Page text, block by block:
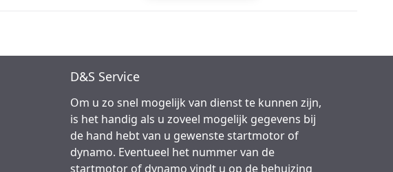
D&S Service
Om u zo snel mogelijk van dienst te kunnen zijn,
is het handig als u zoveel mogelijk gegevens bij
de hand hebt van u gewenste startmotor of
dynamo. Eventueel het nummer van de
startmotor of dynamo vindt u op de behuizing